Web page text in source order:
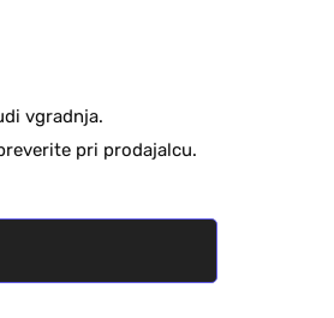
vgradnja.
pri prodajalcu.